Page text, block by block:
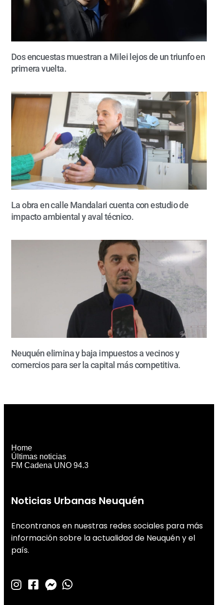
Dos encuestas muestran a Milei lejos de un triunfo en
primera vuelta.
La obra en calle Mandalari cuenta con estudio de
impacto ambiental y aval técnico.
Neuquén elimina y baja impuestos a vecinos y
comercios para ser la capital más competitiva.
Noticias Urbanas Neuquén
Encontranos en nuestras redes sociales para más
información sobre la actualidad de Neuquén y el
país.
Home
Últimas noticias
FM Cadena UNO 94.3